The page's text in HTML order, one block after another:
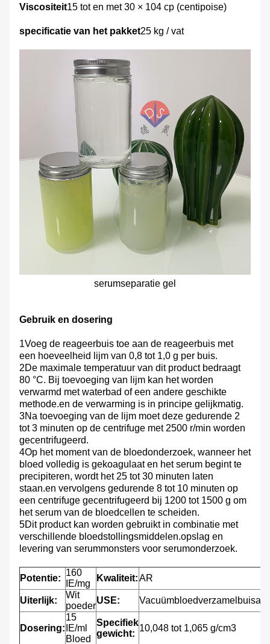
Viscositeit15 tot en met 30 × 104 cp (centipoise)
specificatie van het pakket25 kg / vat
serumseparatie gel
Gebruik en dosering
1Voeg de reageerbuis toe aan de reageerbuis met
een hoeveelheid lijm van 0,8 tot 1,0 g per buis.
2De maximale temperatuur van dit product bedraagt
80 °C. Bij toevoeging van lijm kan het worden
verwarmd met waterbad of een andere geschikte
methode.en de verwarming is in principe gelijkmatig.
3Na toevoeging van de lijm moet deze gedurende 2
tot 3 minuten op de centrifuge met 2500 r/min worden
gecentrifugeerd.
4Op het moment van de bloedonderzoek, wanneer het
bloed volledig is gekoagulaat en het serum begint te
precipiteren, wordt het 25 tot 30 minuten laten
staan.en vervolgens gedurende 8 tot 10 minuten op
een centrifuge gecentrifugeerd bij 1200 tot 1500 g om
het serum van de bloedcellen te scheiden.
5Dit product kan worden gebruikt in combinatie met
verschillende bloedstollingsmiddelen.opslag en
levering van serummonsters voor serumonderzoek.
Potentie:
160
IE/mg
Kwaliteit:AR
Uiterlijk:
Wit
poeder
USE:
Dosering:
15
IE/ml
Bloed
Specifiek
gewicht:
10,048 tot 1,065 g/cm3